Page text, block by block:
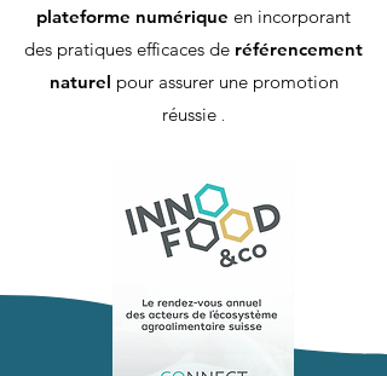
plateforme numérique en incorporant
des pratiques efficaces de référencement
naturel pour assurer une promotion
réussie .